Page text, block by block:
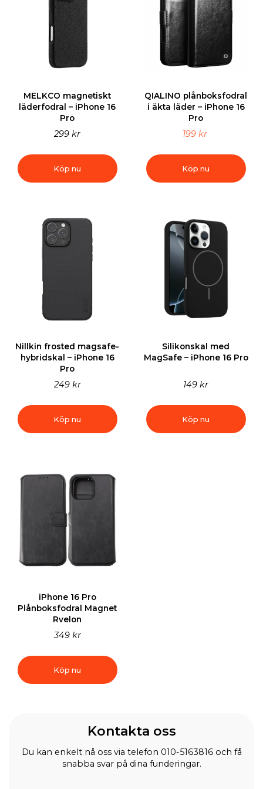
MELKCO magnetiskt
läderfodral – iPhone 16
Pro
299 kr
Köp nu
QIALINO plånboksfodral
i äkta läder – iPhone 16
Pro
199 kr
Köp nu
Nillkin frosted magsafe-
hybridskal – iPhone 16
Pro
249 kr
Köp nu
Silikonskal med
MagSafe – iPhone 16 Pro
149 kr
Köp nu
iPhone 16 Pro
Plånboksfodral Magnet
Rvelon
349 kr
Köp nu
Kontakta oss
Du kan enkelt nå oss via telefon 010-5163816 och få
snabba svar på dina funderingar.